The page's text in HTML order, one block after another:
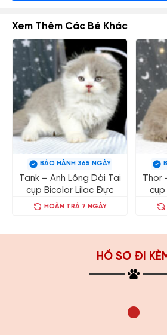
Xem Thêm Các Bé Khác
BẢO HÀNH 365 NGÀY
Tank – Anh Lông Dài Tai
cụp Bicolor Lilac Đực
HOÀN TRẢ 7 NGÀY
Thor
cụp
HỒ SƠ ĐI